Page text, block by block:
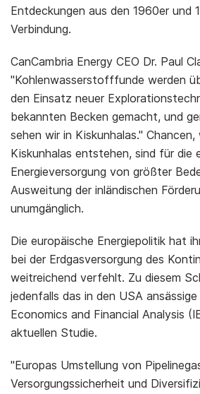
Entdeckungen aus den 1960er und
Verbindung.
CanCambria Energy CEO Dr. Paul
"Kohlenwasserstofffunde werden
den Einsatz neuer
bekannten Becken gemacht, und
sehen wir in Kiskunhalas." Chancen,
Kiskunhalas entstehen, sind für die
Energieversorgung von größter
Ausweitung der inländischen
unumgänglich.
Die europäische Energiepolitik hat
bei der Erdgasversorgung des
weitreichend verfehlt. Zu diesem
jedenfalls das in den USA
Economics and Financial Analysis
aktuellen Studie.
"Europas Umstellung von
Versorgungssicherheit und